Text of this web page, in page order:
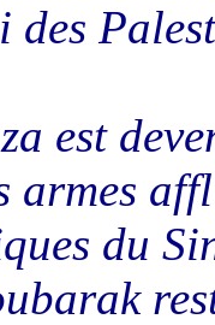
des
est
armes
du